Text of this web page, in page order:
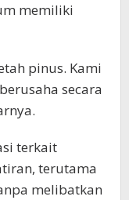
memiliki
pinus. Kami
secara
terkait
terutama
melibatkan